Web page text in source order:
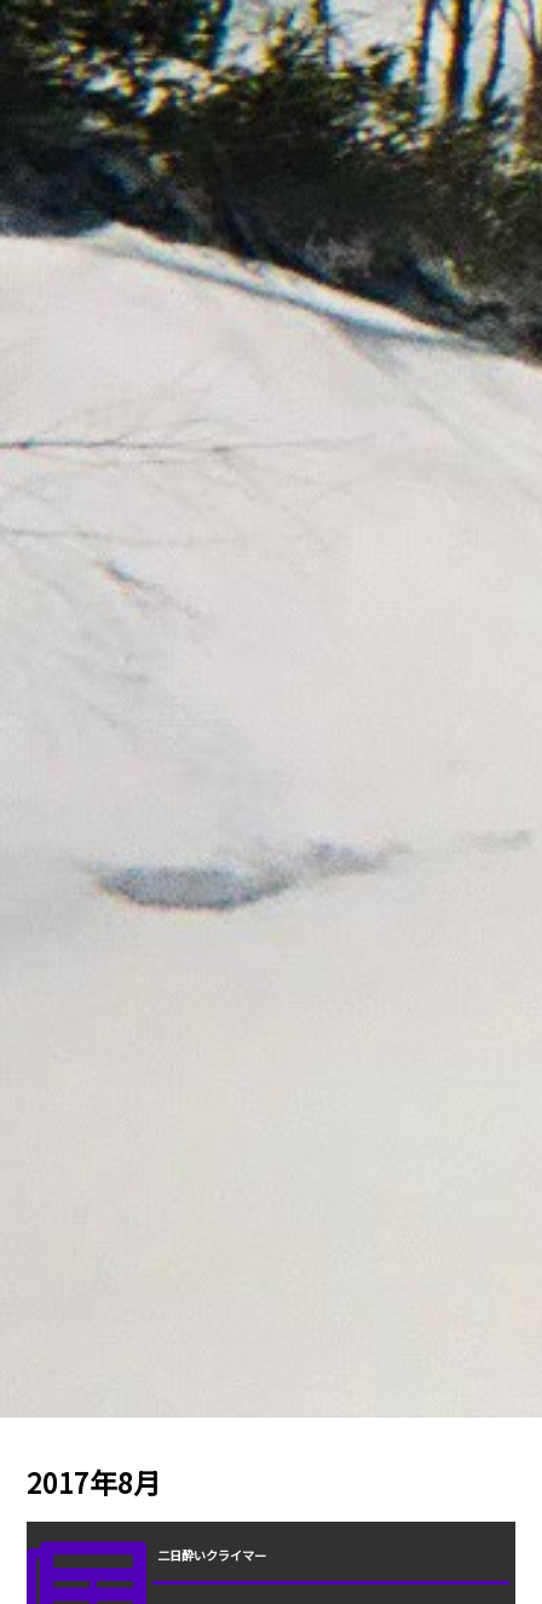
2017年8月
二日酔いクライマー